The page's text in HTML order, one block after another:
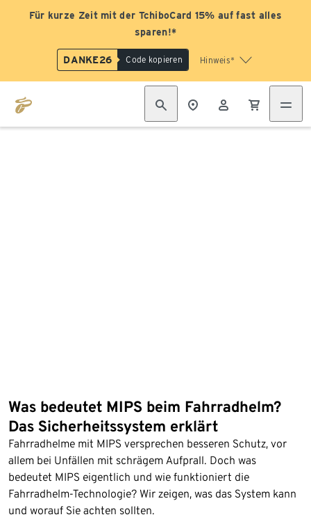
Für kurze Zeit mit der TchiboCard 15% auf fast alles
sparen!*
DANKE26 Code kopieren Hinweis*
Was bedeutet MIPS beim Fahrradhelm?
Das Sicherheitssystem erklärt
Fahrradhelme mit MIPS versprechen besseren Schutz, vor
allem bei Unfällen mit schrägem Aufprall. Doch was
bedeutet MIPS eigentlich und wie funktioniert die
Fahrradhelm-Technologie? Wir zeigen, was das System kann
und worauf Sie achten sollten.